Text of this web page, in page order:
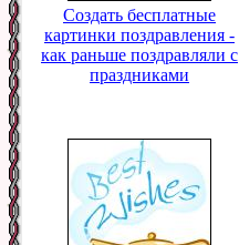
Создать бесплатные
картинки поздравления -
как раньше поздравляли с
праздниками